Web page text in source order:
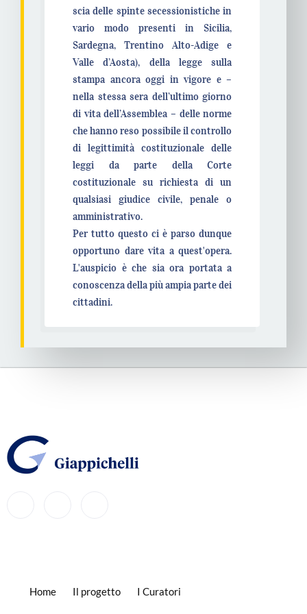
scia delle spinte secessionistiche in
vario modo presenti in Sicilia,
Sardegna, Trentino Alto-Adige e
Valle d’Aosta), della legge sulla
stampa ancora oggi in vigore e –
nella stessa sera dell’ultimo giorno
di vita dell’Assemblea – delle norme
che hanno reso possibile il controllo
di legittimità costituzionale delle
leggi da parte della Corte
costituzionale su richiesta di un
qualsiasi giudice civile, penale o
amministrativo.
Per tutto questo ci è parso dunque
opportuno dare vita a quest'opera.
L'auspicio è che sia ora portata a
conoscenza della più ampia parte dei
cittadini.
Home Il progetto I Curatori